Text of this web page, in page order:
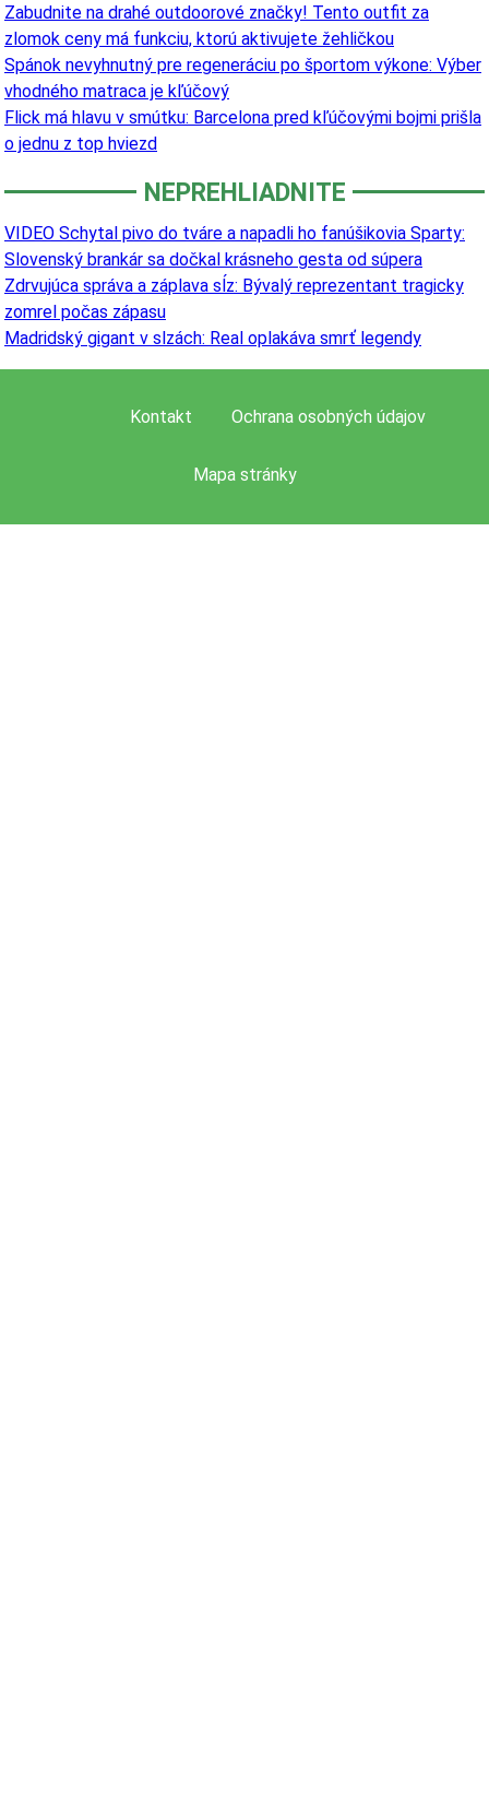
Zabudnite na drahé outdoorové značky! Tento outfit za
zlomok ceny má funkciu, ktorú aktivujete žehličkou
Spánok nevyhnutný pre regeneráciu po športom výkone: Výber
vhodného matraca je kľúčový
Flick má hlavu v smútku: Barcelona pred kľúčovými bojmi prišla
o jednu z top hviezd
NEPREHLIADNITE
VIDEO Schytal pivo do tváre a napadli ho fanúšikovia Sparty:
Slovenský brankár sa dočkal krásneho gesta od súpera
Zdrvujúca správa a záplava sĺz: Bývalý reprezentant tragicky
zomrel počas zápasu
Madridský gigant v slzách: Real oplakáva smrť legendy
Kontakt Ochrana osobných údajov
Mapa stránky